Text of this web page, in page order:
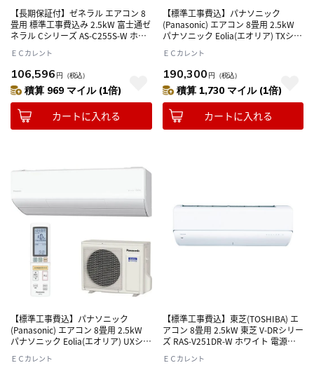
【長期保証付】ゼネラル エアコン 8
畳用 標準工事費込み 2.5kW 富士通ゼ
ネラル Cシリーズ AS-C255S-W ホワ
ＥＣカレント
106,596 円 （税込）
積算 969 マイル (1倍)
カートに入れる
【標準工事費込】パナソニック
(Panasonic) エアコン 8畳用 2.5kW
パナソニック Eolia(エオリア) TXシリ
イト 電源100V
ＥＣカレント
190,300 円 （税込）
積算 1,730 マイル (1倍)
カートに入れる
【標準工事費込】パナソニック
(Panasonic) エアコン 8畳用 2.5kW
パナソニック Eolia(エオリア) UXシリ
イト 電源200V
ＥＣカレント
【標準工事費込】東芝(TOSHIBA) エ
アコン 8畳用 2.5kW 東芝 V-DRシリー
ズ RAS-V251DR-W ホワイト 電源
ＥＣカレント